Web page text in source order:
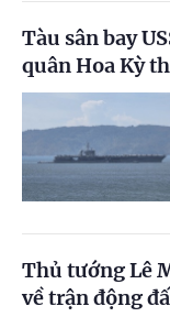
Tàu sân bay
quân Hoa Kỳ
Thủ tướng Lê
về trận động